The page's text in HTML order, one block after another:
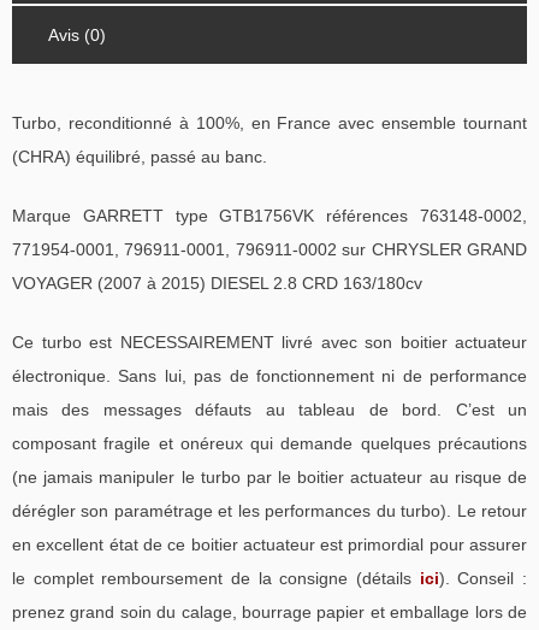
Avis (0)
Turbo, reconditionné à 100%, en France avec ensemble tournant
(CHRA) équilibré, passé au banc.
Marque GARRETT type GTB1756VK références 763148-0002,
771954-0001, 796911-0001, 796911-0002 sur CHRYSLER GRAND
VOYAGER (2007 à 2015) DIESEL 2.8 CRD 163/180cv
Ce turbo est NECESSAIREMENT livré avec son boitier actuateur
électronique. Sans lui, pas de fonctionnement ni de performance
mais des messages défauts au tableau de bord. C’est un
composant fragile et onéreux qui demande quelques précautions
(ne jamais manipuler le turbo par le boitier actuateur au risque de
dérégler son paramétrage et les performances du turbo). Le retour
en excellent état de ce boitier actuateur est primordial pour assurer
le complet remboursement de la consigne (détails ici). Conseil :
prenez grand soin du calage, bourrage papier et emballage lors de